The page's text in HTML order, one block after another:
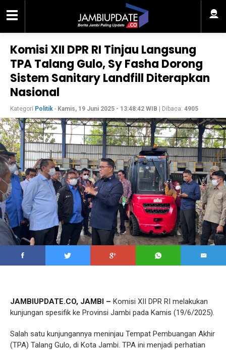
Komisi XII DPR RI Tinjau Langsung
TPA Talang Gulo, Sy Fasha Dorong
Sistem Sanitary Landfill Diterapkan
Nasional
Kategori Politik - Kamis, 19 Juni 2025 - 13:48:42 WIB | Dibaca: 4905
JAMBIUPDATE.CO, JAMBI – Komisi XII DPR RI melakukan
kunjungan spesifik ke Provinsi Jambi pada Kamis (19/6/2025).
Salah satu kunjungannya meninjau Tempat Pembuangan Akhir
(TPA) Talang Gulo, di Kota Jambi. TPA ini menjadi perhatian